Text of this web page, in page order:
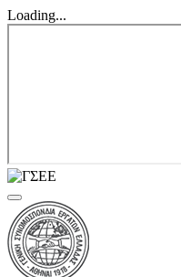
Loading...